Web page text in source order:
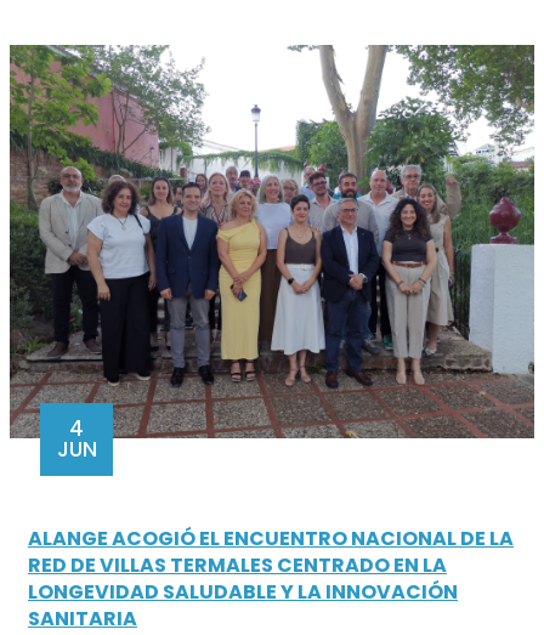
4
JUN
ALANGE ACOGIÓ EL ENCUENTRO NACIONAL DE LA
RED DE VILLAS TERMALES CENTRADO EN LA
LONGEVIDAD SALUDABLE Y LA INNOVACIÓN
SANITARIA